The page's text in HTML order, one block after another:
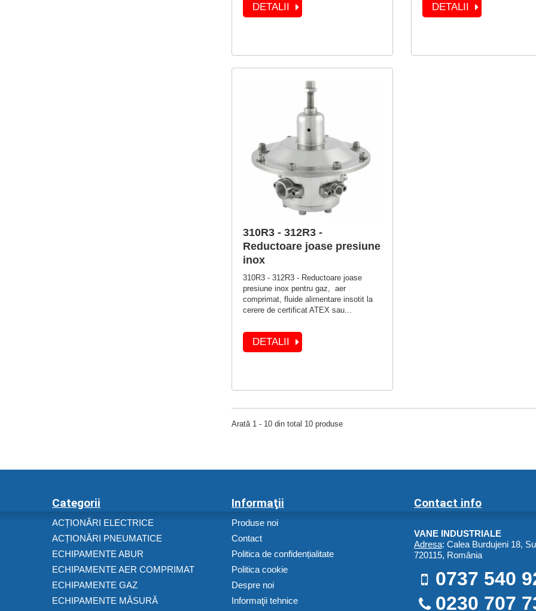
DETALII DETALII
310R3 - 312R3 -
Reductoare joase presiune
inox
310R3 - 312R3 - Reductoare joase
presiune inox pentru gaz, aer
comprimat, fluide alimentare insotit la
cerere de certificat ATEX sau...
DETALII
Arată 1 - 10 din total 10 produse
Categorii
ACȚIONĂRI ELECTRICE
ACȚIONĂRI PNEUMATICE
ECHIPAMENTE ABUR
ECHIPAMENTE AER COMPRIMAT
ECHIPAMENTE GAZ
ECHIPAMENTE MĂSURĂ
Informaţii
Produse noi
Contact
Politica de confidențialitate
Politica cookie
Despre noi
Informaţii tehnice
Contact info
VANE INDUSTRIALE
Adresa: Calea Burdujeni 18,
720115, România
0737 540
0230 707